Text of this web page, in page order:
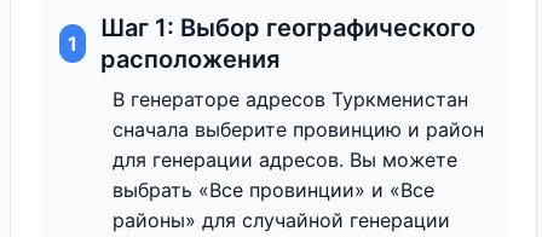
1
Шаг 1: Выбор географического
расположения
В генераторе адресов Туркменистан
сначала выберите провинцию и район
для генерации адресов. Вы можете
выбрать «Все провинции» и «Все
районы» для случайной генерации